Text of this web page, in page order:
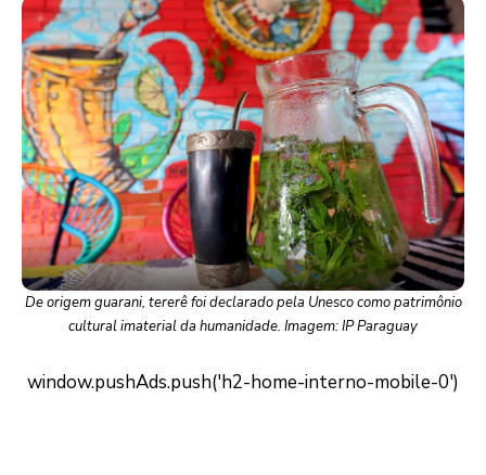
De origem guarani, tererê foi declarado pela Unesco como patrimônio
cultural imaterial da humanidade. Imagem: IP Paraguay